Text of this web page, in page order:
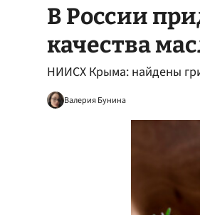
В России
качества
НИИСХ Крыма: найдены
Валерия Бунина